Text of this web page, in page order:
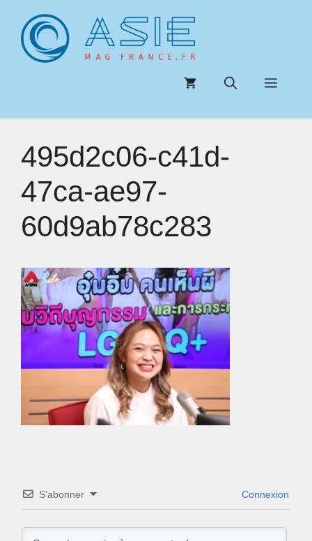
contenu
Menu
495d2c06-c41d-
47ca-ae97-
60d9ab78c283
S’abonner Connexion